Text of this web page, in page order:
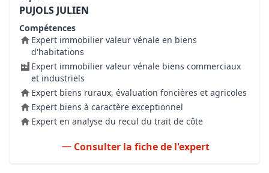
PUJOLS JULIEN
Compétences
Expert immobilier valeur vénale en biens
d'habitations
Expert immobilier valeur vénale biens commerciaux
et industriels
Expert biens ruraux, évaluation foncières et agricoles
Expert biens à caractère exceptionnel
Expert en analyse du recul du trait de côte
Consulter la fiche de l'expert